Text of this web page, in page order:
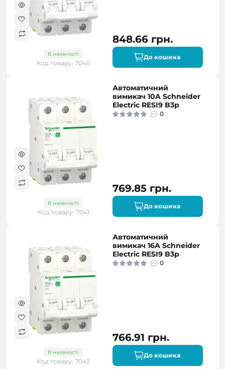
В наявності
Код товару: 7040
848.66 грн.
До кошика
В наявності
Код товару: 7041
Автоматичний
вимикач 10A Schneider
Electric RESI9 B3р
0
769.85 грн.
До кошика
В наявності
Код товару: 7042
Автоматичний
вимикач 16A Schneider
Electric RESI9 B3р
0
766.91 грн.
До кошика